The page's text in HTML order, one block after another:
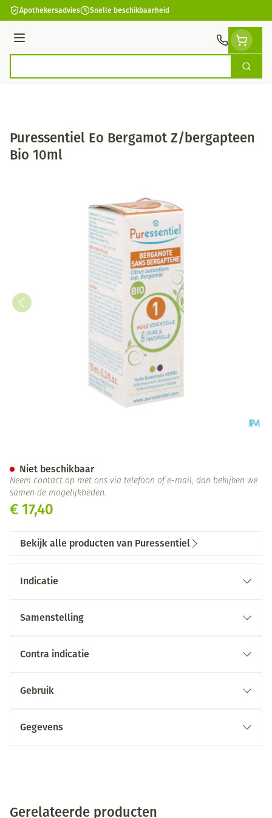
Ga naar de inhoud
Apothekersadvies Snelle beschikbaarheid
Menu
Zoek
Puressentiel Eo Bergamot Z/bergapteen
Bio 10ml
€ 17,40
Niet beschikbaar
Neem contact op met ons via telefoon of e-mail, dan bekijken we
samen de mogelijkheden.
Bekijk alle producten van Puressentiel
Indicatie
Samenstelling
Contra indicatie
Gebruik
Gegevens
Gerelateerde producten